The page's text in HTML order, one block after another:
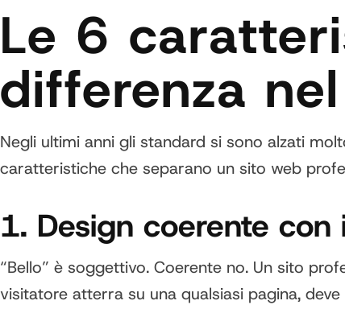
Le 6
differenza
Negli ultimi anni gli standard si sono alzati
caratteristiche che separano un sito web
1. Design coerente con
“Bello” è soggettivo. Coerente no. Un sito
visitatore atterra su una qualsiasi pagina,